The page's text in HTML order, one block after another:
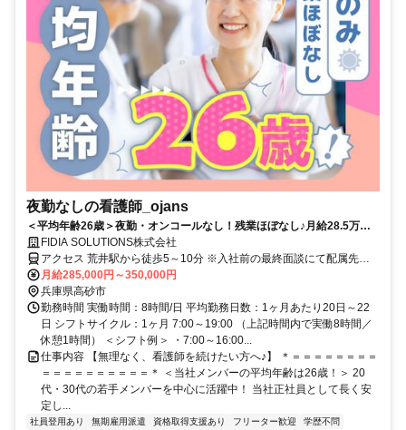
夜勤なしの看護師_ojans
＜平均年齢26歳＞夜勤・オンコールなし！残業ほぼなし♪月給28.5万円
～・昇給年2回・賞与年2回★初年度は賞与年3回★20代・30代の若手メ
ンバーが中心に活躍中！当社正社員として安定して働ける好環境◎
FIDIA SOLUTIONS株式会社
アクセス 荒井駅から徒歩5～10分 ※入社前の最終面談にて配属先を
決定致します。
月給285,000円～350,000円
兵庫県高砂市
勤務時間 実働時間：8時間/日 平均勤務日数：1ヶ月あたり20日～22
日 シフトサイクル：1ヶ月 7:00～19:00 （上記時間内で実働8時間／
休憩1時間） ＜シフト例＞ ・7:00～16:00...
仕事内容 【無理なく、看護師を続けたい方へ♪】 ＊＝＝＝＝＝＝＝＝
＝＝＝＝＝＝＝＝＝＝＊ ＜当社メンバーの平均年齢は26歳！＞ 20
代・30代の若手メンバーを中心に活躍中！ 当社正社員として長く安
定し...
社員登用あり 無期雇用派遣 資格取得支援あり フリーター歓迎
学歴不問